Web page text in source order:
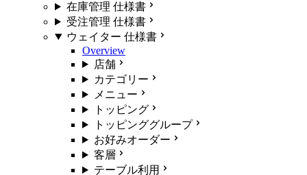
在庫管理 仕様書
受注管理 仕様書
ウェイター 仕様書
Overview
店舗
カテゴリー
メニュー
トッピング
トッピンググループ
お好みオーダー
客層
テーブル利用